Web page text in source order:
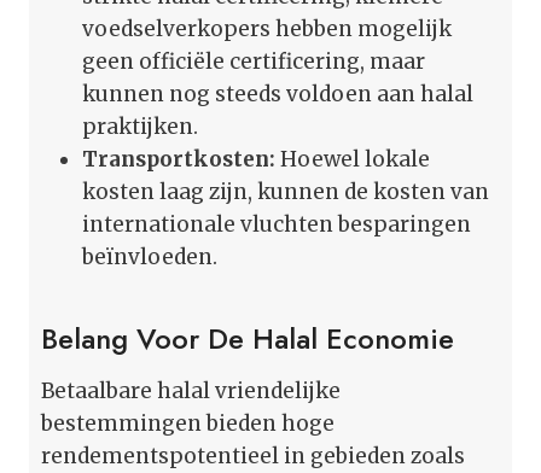
voedselverkopers hebben mogelijk
geen officiële certificering, maar
kunnen nog steeds voldoen aan halal
praktijken.
Transportkosten: Hoewel lokale
kosten laag zijn, kunnen de kosten van
internationale vluchten besparingen
beïnvloeden.
Belang Voor De Halal Economie
Betaalbare halal vriendelijke
bestemmingen bieden hoge
rendementspotentieel in gebieden zoals